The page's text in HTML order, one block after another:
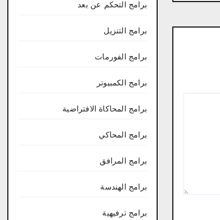
برامج التحكم عن بعد
برامج التنزيل
برامج الفورمات
برامج الكمبيوتر
برامج المحاكاة الافتراضية
برامج المحاكي
برامج المرافق
برامج الهندسة
برامج ترفيهية